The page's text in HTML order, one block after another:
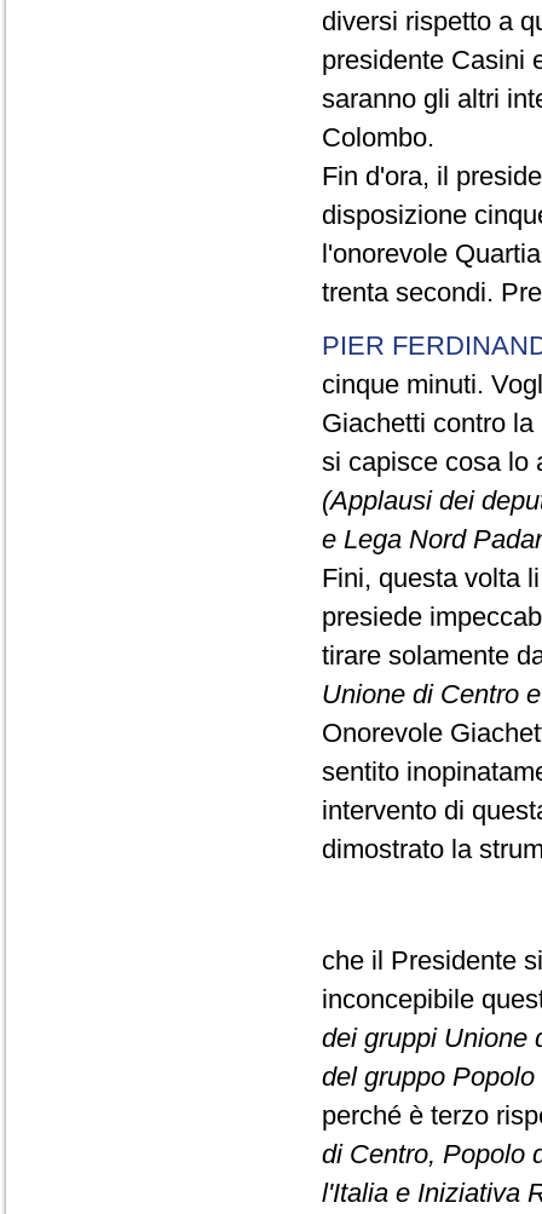
diversi rispetto a
presidente Casini
saranno gli altri
Colombo.
Fin d'ora, il
disposizione
l'onorevole
trenta secondi.
PIER
cinque minuti.
Giachetti contro
si capisce cosa lo
(Applausi dei
e Lega Nord
Fini, questa volta
presiede
tirare solamente
Unione di Centro
Onorevole
sentito
intervento di
dimostrato la
che il Presidente
inconcepibile
dei gruppi Unione
del gruppo
perché è terzo
di Centro, Popolo
l'Italia e Iniziativa